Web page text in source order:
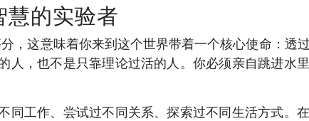
的实验者
这意味着你来到这个世界带着一个核心使命：透过
人，也不是只靠理论过活的人。你必须亲自跳进水
工作、尝试过不同关系、探索过不同生活方式。